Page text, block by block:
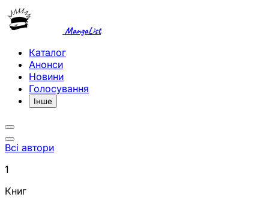
MangaList
Каталог
Анонси
Новини
Голосування
Інше
Всі автори
1
Книг